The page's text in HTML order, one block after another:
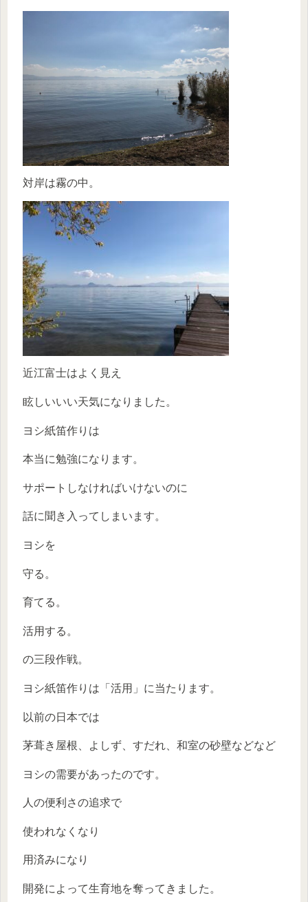
対岸は霧の中。
近江富士はよく見え
眩しいいい天気になりました。
ヨシ紙笛作りは
本当に勉強になります。
サポートしなければいけないのに
話に聞き入ってしまいます。
ヨシを
守る。
育てる。
活用する。
の三段作戦。
ヨシ紙笛作りは「活用」に当たります。
以前の日本では
茅葺き屋根、よしず、すだれ、和室の砂壁などなど
ヨシの需要があったのです。
人の便利さの追求で
使われなくなり
用済みになり
開発によって生育地を奪ってきました。